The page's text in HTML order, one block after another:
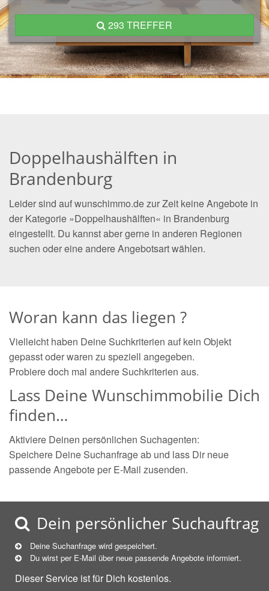
293 TREFFER
Doppelhaushälften in
Brandenburg
Leider sind auf wunschimmo.de zur Zeit keine Angebote in
der Kategorie »Doppelhaushälften« in Brandenburg
eingestellt. Du kannst aber gerne in anderen Regionen
suchen oder eine andere Angebotsart wählen.
Woran kann das liegen ?
Vielleicht haben Deine Suchkriterien auf kein Objekt
gepasst oder waren zu speziell angegeben.
Probiere doch mal andere Suchkriterien aus.
Lass Deine Wunschimmobilie Dich
finden…
Aktiviere Deinen persönlichen Suchagenten:
Speichere Deine Suchanfrage ab und lass Dir neue
passende Angebote per E-Mail zusenden.
Dein persönlicher Suchauftrag
Deine Suchanfrage wird gespeichert.
Du wirst per E-Mail über neue passende Angebote informiert.
Dieser Service ist für Dich kostenlos.